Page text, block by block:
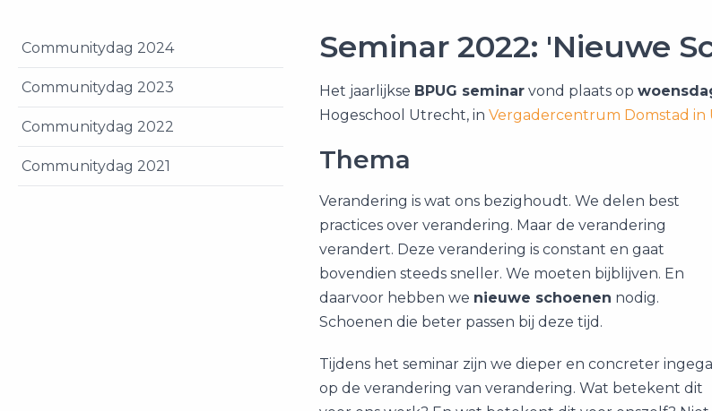
Communitydag 2024
Communitydag 2023
Communitydag 2022
Communitydag 2021
Seminar 2022: 'Nieuwe
Het jaarlijkse BPUG seminar vond plaats op
Hogeschool Utrecht, in Vergadercentrum Domstad in
Thema
Verandering is wat ons bezighoudt. We delen best
practices over verandering. Maar de verandering
verandert. Deze verandering is constant en gaat
bovendien steeds sneller. We moeten bijblijven. En
daarvoor hebben we nieuwe schoenen nodig.
Schoenen die beter passen bij deze tijd.
Tijdens het seminar zijn we dieper en concreter
op de verandering van verandering. Wat betekent dit